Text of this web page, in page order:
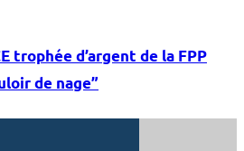
trophée d’argent de la FPP
de nage”